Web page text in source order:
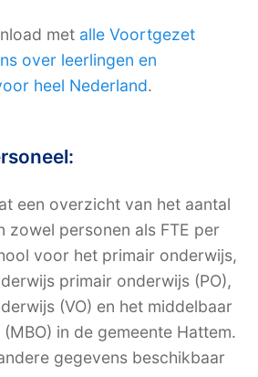
met alle Voortgezet
over leerlingen en
heel Nederland.
een overzicht van het aantal
zowel personen als FTE per
voor het primair onderwijs,
primair onderwijs (PO),
(VO) en het middelbaar
in de gemeente Hattem.
gegevens beschikbaar